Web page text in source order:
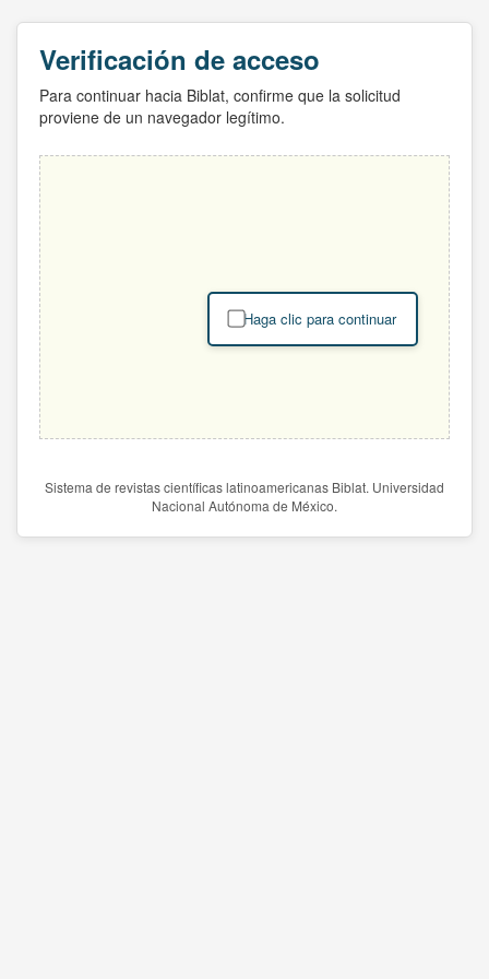
Verificación de acceso
Para continuar hacia Biblat, confirme que la solicitud
proviene de un navegador legítimo.
Haga clic para continuar
Sistema de revistas científicas latinoamericanas Biblat. Universidad
Nacional Autónoma de México.